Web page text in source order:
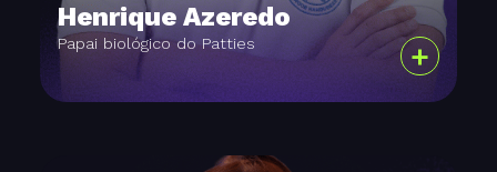
Henrique Azeredo
Papai biológico do Patties +